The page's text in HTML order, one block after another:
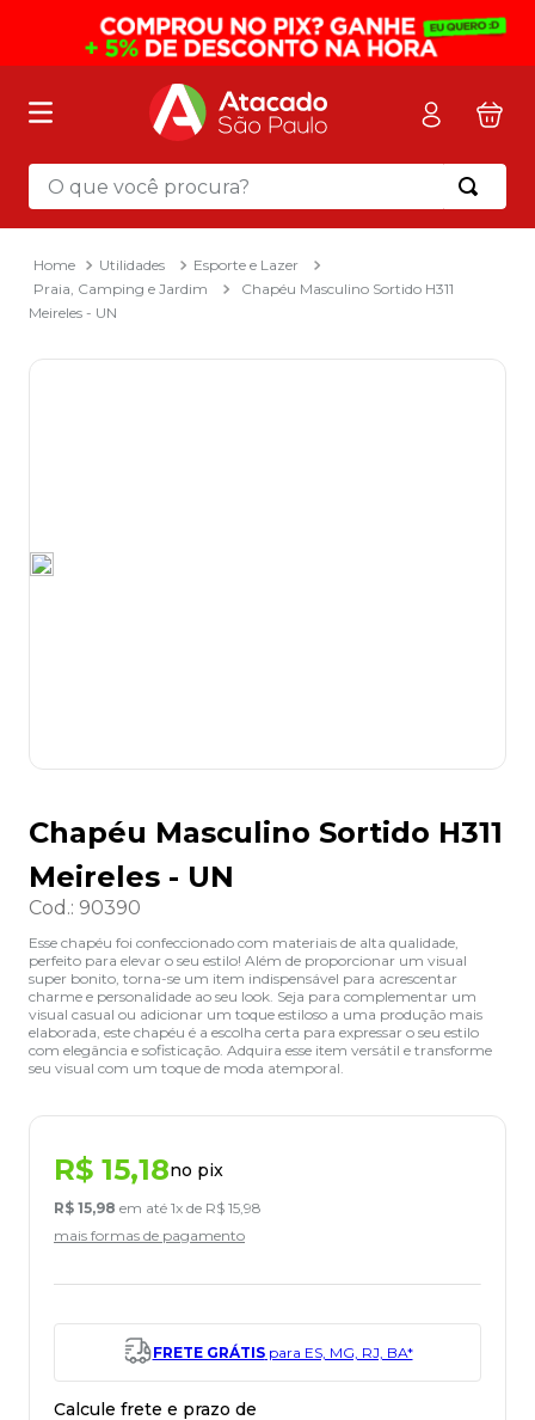
O que você procura?
Utilidades
Esporte e Lazer
Praia, Camping e Jardim
Chapéu Masculino Sortido H311
Meireles - UN
Chapéu Masculino Sortido H311
Meireles - UN
Cod.: 90390
Esse chapéu foi confeccionado com materiais de alta qualidade,
perfeito para elevar o seu estilo! Além de proporcionar um visual
super bonito, torna-se um item indispensável para acrescentar
charme e personalidade ao seu look. Seja para complementar um
visual casual ou adicionar um toque estiloso a uma produção mais
elaborada, este chapéu é a escolha certa para expressar o seu estilo
com elegância e sofisticação. Adquira esse item versátil e transforme
seu visual com um toque de moda atemporal.
R$ 15,18no pix
R$ 15,98 em até 1x de R$ 15,98
mais formas de pagamento
FRETE GRÁTISpara ES, MG, RJ, BA*
Termos mais buscados
mochila
2º sacola
8